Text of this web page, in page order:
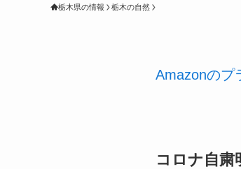
栃木県の情報 栃木の自然
Amazonのプ
コロナ自粛